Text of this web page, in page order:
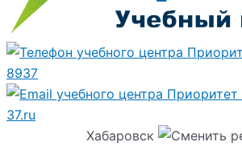
8937
37.ru
Хабаровск